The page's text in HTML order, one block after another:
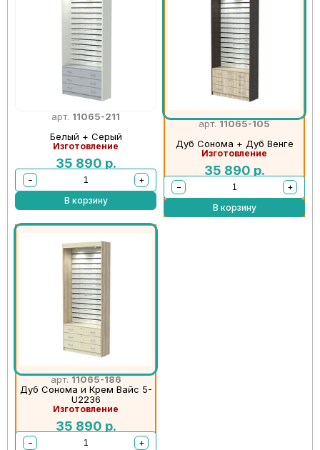
арт. 11065-211
Белый + Серый
Изготовление
35 890 р.
−
+
В корзину
арт.11065-105
Дуб Сонома + Дуб Венге
Изготовление
35 890 р.
−
+
В корзину
арт.11065-186
Дуб Сонома и Крем Вайс 5-
U2236
Изготовление
35 890 р.
−
+